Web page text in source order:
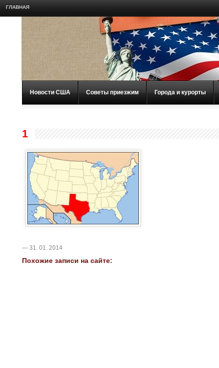
ГЛАВНАЯ
Новости США Советы приезжим Города и курорты
1
— 31. 01. 2014
Похожие записи на сайте: